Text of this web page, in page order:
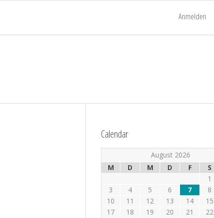
Anmelden
Calendar
August 2026
M
D M D F S
1
3
4 5 6 7 8
10
11 12 13 14 15
17
18 19 20 21 22